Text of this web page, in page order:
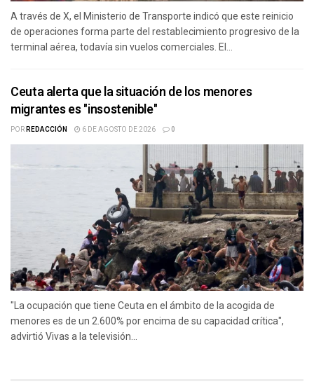
A través de X, el Ministerio de Transporte indicó que este reinicio
de operaciones forma parte del restablecimiento progresivo de la
terminal aérea, todavía sin vuelos comerciales. El...
Ceuta alerta que la situación de los menores
migrantes es "insostenible"
PORREDACCIÓN 6 DE AGOSTO DE 2026 0
"La ocupación que tiene Ceuta en el ámbito de la acogida de
menores es de un 2.600% por encima de su capacidad crítica",
advirtió Vivas a la televisión...